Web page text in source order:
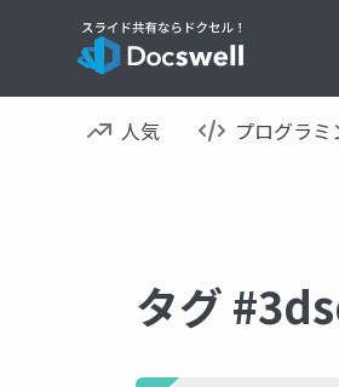
人気 プログラミ
タグ